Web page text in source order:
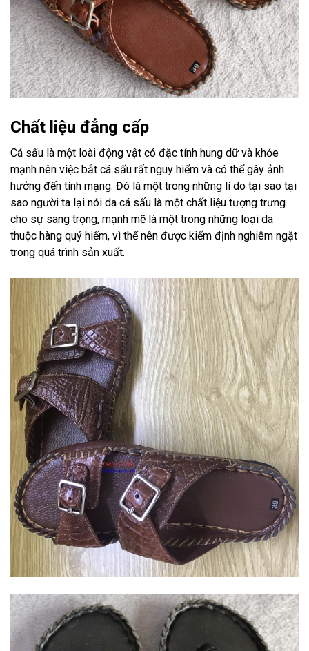
Chất liệu đẳng cấp
Cá sấu là một loài động vật có đặc tính hung dữ và khỏe
mạnh nên việc bắt cá sấu rất nguy hiểm và có thể gây ảnh
hưởng đến tính mạng. Đó là một trong những lí do tại sao tại
sao người ta lại nói da cá sấu là một chất liệu tượng trưng
cho sự sang trọng, mạnh mẽ là một trong những loại da
thuộc hàng quý hiếm, vì thế nên được kiểm định nghiêm ngặt
trong quá trình sản xuất.